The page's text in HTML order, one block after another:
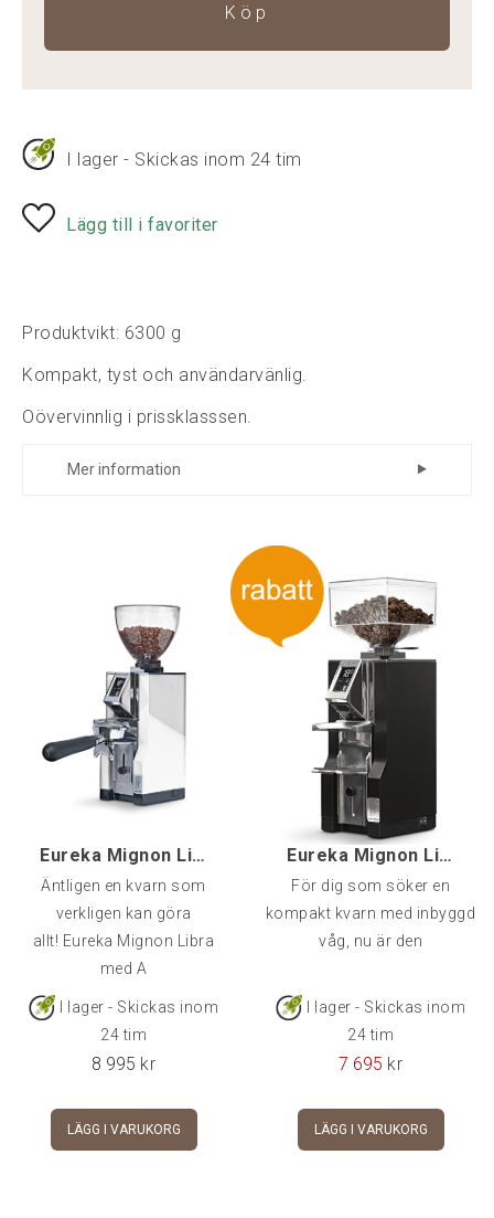
Köp
I lager - Skickas inom 24 tim
Lägg till i favoriter
Produktvikt: 6300 g
Kompakt, tyst och användarvänlig.
Oövervinnlig i prissklasssen.
Mer information
sticker ut från mängden. De är kompakta,
relativt tysta och håller framförallt en
oerhört jämn kvalitet på malningen. Mignon
kombinerar traditionell design med
moderna funktioner.
Mignon Specialita är en av toppmodellerna
i serien, och är utrustad med nästan allting
som Eureka har att erbjuda.
Eurekas "silent system" ger en
behagligt dov och diskret ljudbild vid
malning
Eurekas ACE-system som effektivt
motverkar klumpar
Programmerbara doser via diskret
Eurekas patenterade steglösa
justering av malgrad
Eureka Mignon Libra 65 AP, Vit
Äntligen en kvarn som
verkligen kan göra
allt! Eureka Mignon Libra
med A
I lager - Skickas inom
24 tim
8 995 kr
LÄGG I VARUKORG
Eureka Mignon Libra, Svart
För dig som söker en
kompakt kvarn med inbyggd
våg, nu är den
I lager - Skickas inom
24 tim
7 695 kr
LÄGG I VARUKORG